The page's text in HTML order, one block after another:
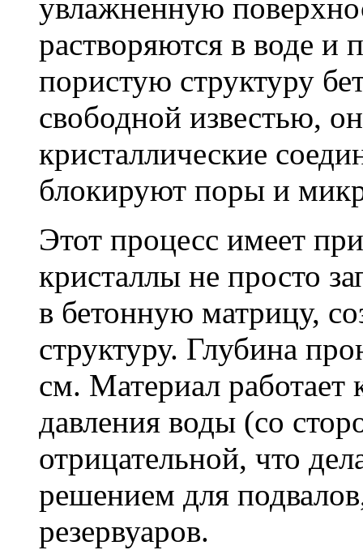
увлажненную
растворяются в воде и
пористую структуру
свободной известью,
кристаллические
блокируют поры и
Этот процесс имеет
кристаллы не просто
в бетонную матрицу,
структуру. Глубина
см. Материал работает
давления воды (со
отрицательной, что
решением для
резервуаров.